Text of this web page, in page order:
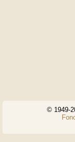
© 1949-